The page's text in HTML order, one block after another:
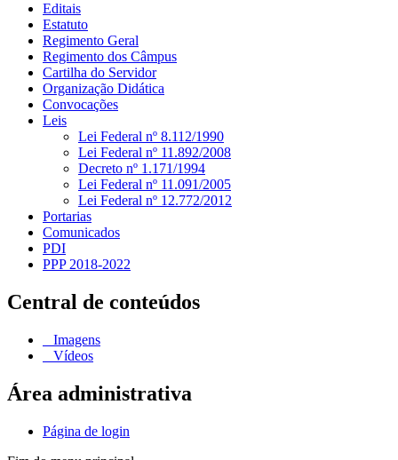
Editais
Estatuto
Regimento Geral
Regimento dos Câmpus
Cartilha do Servidor
Organização Didática
Convocações
Leis
Lei Federal nº 8.112/1990
Lei Federal nº 11.892/2008
Decreto nº 1.171/1994
Lei Federal nº 11.091/2005
Lei Federal nº 12.772/2012
Portarias
Comunicados
PDI
PPP 2018-2022
Central de conteúdos
Imagens
Vídeos
Área administrativa
Página de login